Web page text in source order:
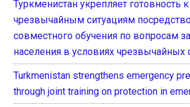
Туркменистан укрепляет готовность к
чрезвычайным ситуациям
совместного обучения по вопросам
населения в условиях чрезвычайных
Turkmenistan strengthens emergency
through joint training on protection in